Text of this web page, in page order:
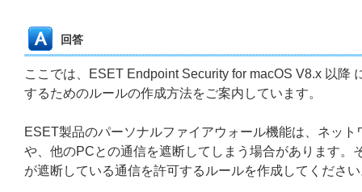
回答
ここでは、ESET Endpoint Security for macOS V8.x 以
するためのルールの作成方法をご案内しています。
ESET製品のパーソナルファイアウォール機能は、ネッ
や、他のPCとの通信を遮断してしまう場合があります
が遮断している通信を許可するルールを作成してくださ